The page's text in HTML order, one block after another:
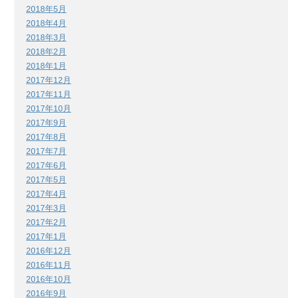
2018年5月
2018年4月
2018年3月
2018年2月
2018年1月
2017年12月
2017年11月
2017年10月
2017年9月
2017年8月
2017年7月
2017年6月
2017年5月
2017年4月
2017年3月
2017年2月
2017年1月
2016年12月
2016年11月
2016年10月
2016年9月